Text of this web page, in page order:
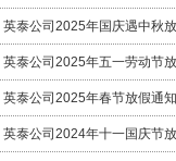
英泰公司2025年国庆遇中秋
英泰公司2025年五一劳动节
英泰公司2025年春节放假通知
英泰公司2024年十一国庆节